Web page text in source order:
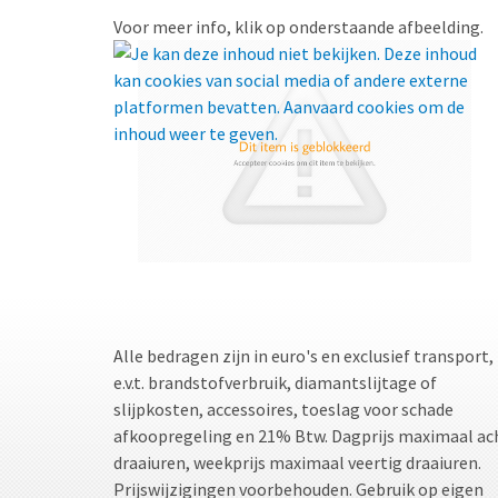
Voor meer info, klik op onderstaande afbeelding.
Alle bedragen zijn in euro's en exclusief transport,
e.v.t. brandstofverbruik, diamantslijtage of
slijpkosten, accessoires, toeslag voor schade
afkoopregeling en 21% Btw. Dagprijs maximaal
draaiuren, weekprijs maximaal veertig draaiuren.
Prijswijzigingen voorbehouden. Gebruik op eigen